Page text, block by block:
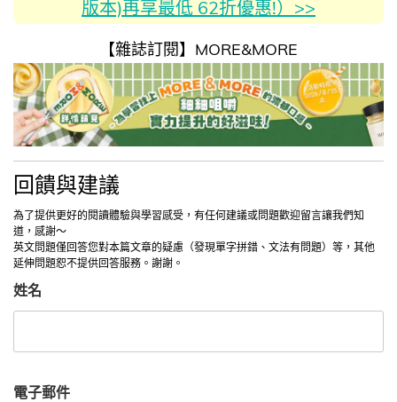
版本)再享最低 62折優惠!）>>
【雜誌訂閱】MORE&MORE
回饋與建議
為了提供更好的閱讀體驗與學習感受，有任何建議或問題歡迎留言讓我們知
道，感謝～
英文問題僅回答您對本篇文章的疑慮（發現單字拼錯、文法有問題）等，其他
延伸問題恕不提供回答服務。謝謝。
姓名
電子郵件